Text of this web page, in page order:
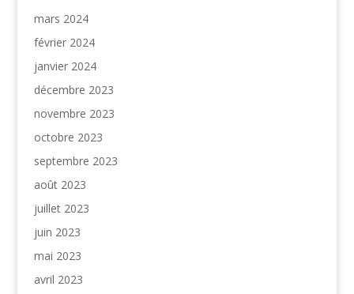
mars 2024
février 2024
janvier 2024
décembre 2023
novembre 2023
octobre 2023
septembre 2023
août 2023
juillet 2023
juin 2023
mai 2023
avril 2023